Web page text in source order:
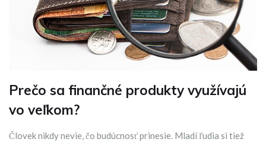
Prečo sa finančné produkty využívajú
vo veľkom?
Človek nikdy nevie, čo budúcnosť prinesie. Mladí ľudia si tiež